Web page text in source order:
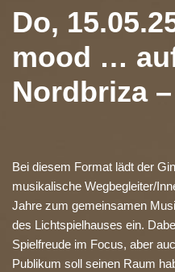
Do,
mood …
Nordbriza
Bei diesem Format lädt der
musikalische Wegbegleiter/
Jahre zum gemeinsamen
des Lichtspielhauses ein.
Spielfreude im Focus, aber
Publikum soll seinen Raum